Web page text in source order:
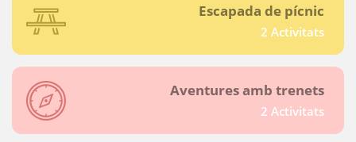
Escapada de pícnic
2 Activitats
Aventures amb trenets
2 Activitats